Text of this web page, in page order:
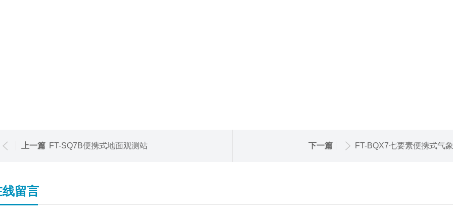
上一篇 FT-SQ7B便携式地面观测站 下一篇 FT-BQX7七要素便携式气
线留言